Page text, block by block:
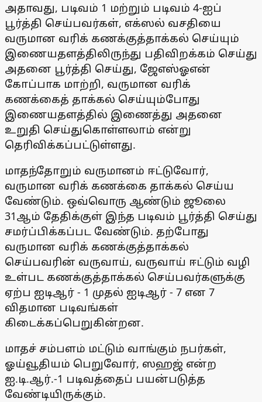
அதாவது, படிவம் 1 மற்றும் படிவம் 4-ஐப்
பூர்த்தி செய்பவர்கள், எக்ஸல் வசதியை
வருமான வரிக் கணக்குத்தாக்கல் செய்யும்
இணையதளத்திலிருந்து பதிவிறக்கம் செய்து
அதனை பூர்த்தி செய்து, ஜேஎஸ்ஓஎன்
கோப்பாக மாற்றி, வருமான வரிக்
கணக்கைத் தாக்கல் செய்யும்போது
இணையதளத்தில் இணைத்து அதனை
உறுதி செய்துகொள்ளலாம் என்று
தெரிவிக்கப்பட்டுள்ளது.
மாதந்தோறும் வருமானம் ஈட்டுவோர்,
வருமான வரிக் கணக்கை தாக்கல் செய்ய
வேண்டும். ஒவ்வொரு ஆண்டும் ஜூலை
31ஆம் தேதிக்குள் இந்த படிவம் பூர்த்தி செய்து
சமர்ப்பிக்கப்பட வேண்டும். தற்போது
வருமான வரிக் கணக்குத்தாக்கல்
செய்பவரின் வருவாய், வருவாய் ஈட்டும் வழி
உள்பட கணக்குத்தாக்கல் செய்பவர்களுக்கு
ஏற்ப ஐடிஆர் - 1 முதல் ஐடிஆர் - 7 என 7
விதமான படிவங்கள்
கிடைக்கப்பெறுகின்றன.
மாதச் சம்பளம் மட்டும் வாங்கும் நபர்கள்,
ஓய்வூதியம் பெறுவோர், ஸஹஜ் என்ற
ஐ.டி.ஆர்.-1 படிவத்தைப் பயன்படுத்த
வேண்டியிருக்கும்.